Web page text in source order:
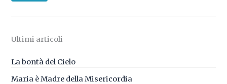
Ultimi articoli
La bontà del Cielo
Maria è Madre della Misericordia